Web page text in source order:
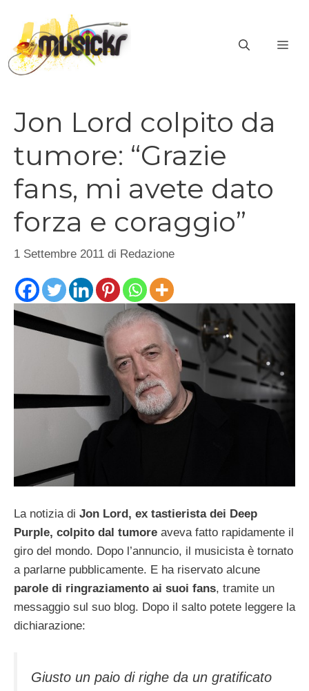
contenuto
Jon Lord colpito da
tumore: “Grazie
fans, mi avete dato
forza e coraggio”
1 Settembre 2011 di Redazione
La notizia di Jon Lord, ex tastierista dei Deep
Purple, colpito dal tumore aveva fatto rapidamente il
giro del mondo. Dopo l’annuncio, il musicista è tornato
a parlarne pubblicamente. E ha riservato alcune
parole di ringraziamento ai suoi fans, tramite un
messaggio sul suo blog. Dopo il salto potete leggere la
dichiarazione:
Giusto un paio di righe da un gratificato